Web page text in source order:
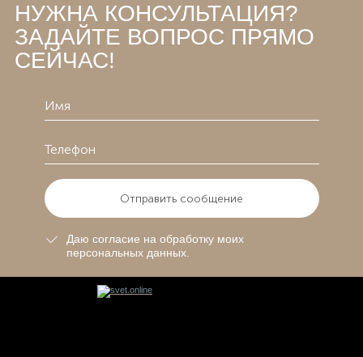
НУЖНА КОНСУЛЬТАЦИЯ?
ЗАДАЙТЕ ВОПРОС ПРЯМО
СЕЙЧАС!
Отправить сообщение
Даю согласие на обработку моих
персональных данных.